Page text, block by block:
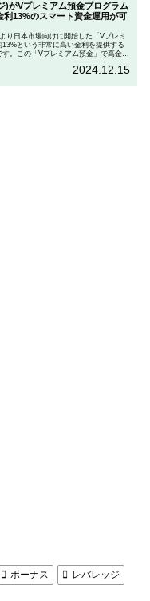
)がVプレミアム預金プログラム
利13%のスマート資金運用が可
り日本市場向けに開始した「Vプレミ
という非常に高い金利を提供する
。この「Vプレミアム預金」で高金利
たい人は、この記事をしっかりと読ん
2024.12.15
ボーナス レバレッジ